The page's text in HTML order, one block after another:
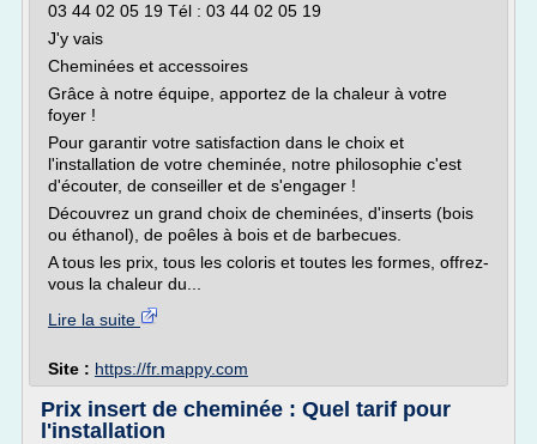
03 44 02 05 19 Tél : 03 44 02 05 19
J'y vais
Cheminées et accessoires
Grâce à notre équipe, apportez de la chaleur à votre
foyer !
Pour garantir votre satisfaction dans le choix et
l'installation de votre cheminée, notre philosophie c'est
d'écouter, de conseiller et de s'engager !
Découvrez un grand choix de cheminées, d'inserts (bois
ou éthanol), de poêles à bois et de barbecues.
A tous les prix, tous les coloris et toutes les formes, offrez-
vous la chaleur du...
Lire la suite
Site : https://fr.mappy.com
Prix insert de cheminée : Quel tarif pour
l'installation